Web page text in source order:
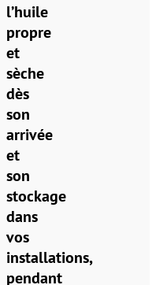
l’huile
propre
et
sèche
dès
son
arrivée
et
son
stockage
dans
vos
installations,
pendant